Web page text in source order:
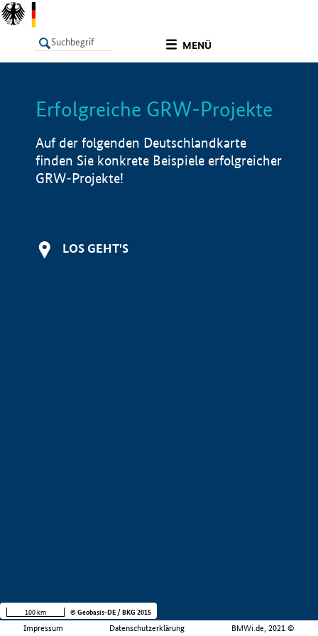
MENÜ
LISTE Info
Erfolgreiche GRW-Projekte
Auf der folgenden Deutschlandkarte
finden Sie konkrete Beispiele erfolgreicher
GRW-Projekte!
LOS GEHT'S
Impressum Datenschutzerklärung BMWi.de, 2021 ©
100 km © Geobasis-DE / BKG 2015